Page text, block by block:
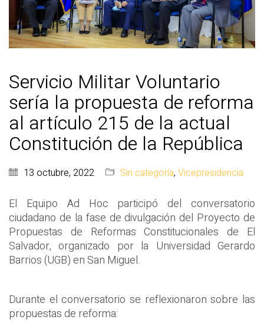
Servicio Militar Voluntario
sería la propuesta de reforma
al artículo 215 de la actual
Constitución de la República
13 octubre, 2022 Sin categoría, Vicepresidencia
El Equipo Ad Hoc participó del conversatorio
ciudadano de la fase de divulgación del Proyecto de
Propuestas de Reformas Constitucionales de El
Salvador, organizado por la Universidad Gerardo
Barrios (UGB) en San Miguel.
Durante el conversatorio se reflexionaron sobre las
propuestas de reforma: